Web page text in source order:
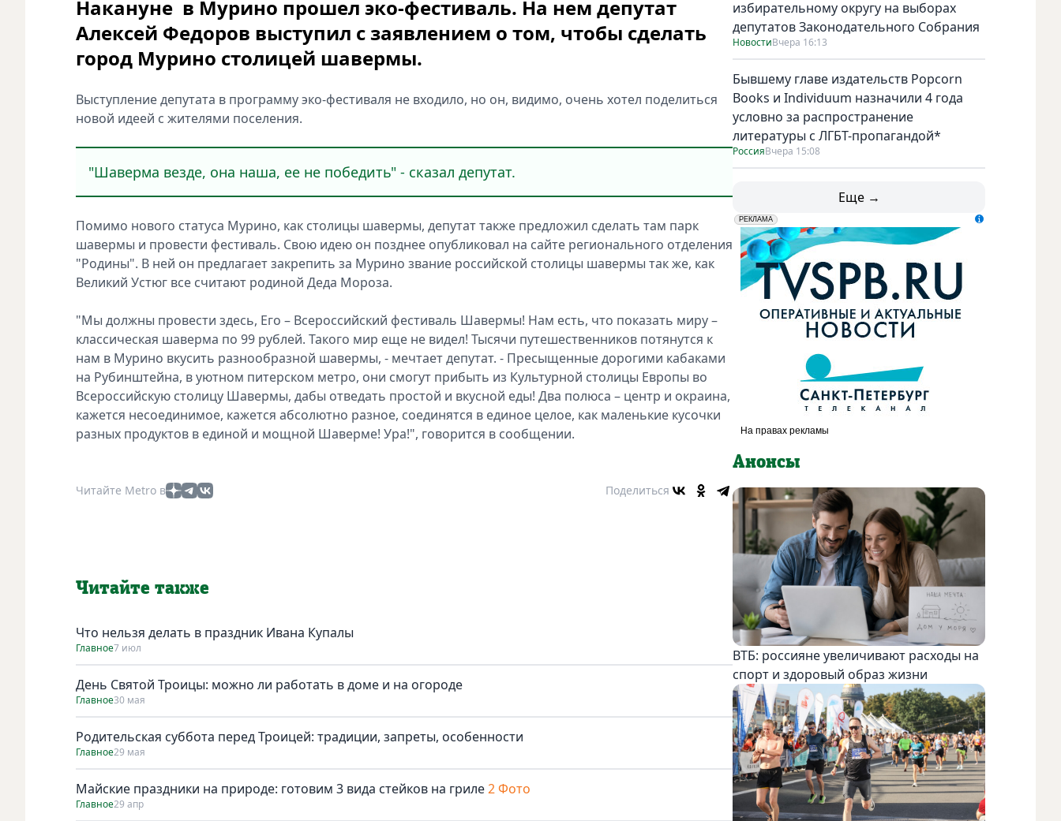
Накануне в Мурино прошел эко-фестиваль. На нем депутат
Алексей Федоров выступил с заявлением о том, чтобы сделать
город Мурино столицей шавермы.
Выступление депутата в программу эко-фестиваля не входило, но он, видимо, очень хотел поделиться
новой идеей с жителями поселения.
"Шаверма везде, она наша, ее не победить" - сказал депутат.
Помимо нового статуса Мурино, как столицы шавермы, депутат также предложил сделать там парк
шавермы и провести фестиваль. Свою идею он позднее опубликовал на сайте регионального отделения
"Родины". В ней он предлагает закрепить за Мурино звание российской столицы шавермы так же, как
Великий Устюг все считают родиной Деда Мороза.
"Мы должны провести здесь, Его – Всероссийский фестиваль Шавермы! Нам есть, что показать миру –
классическая шаверма по 99 рублей. Такого мир еще не видел! Тысячи путешественников потянутся к
нам в Мурино вкусить разнообразной шавермы, - мечтает депутат. - Пресыщенные дорогими кабаками
на Рубинштейна, в уютном питерском метро, они смогут прибыть из Культурной столицы Европы во
Всероссийскую столицу Шавермы, дабы отведать простой и вкусной еды! Два полюса – центр и окраина,
кажется несоединимое, кажется абсолютно разное, соединятся в единое целое, как маленькие кусочки
разных продуктов в единой и мощной Шаверме! Ура!", говорится в сообщении.
Читайте Metro в Поделиться
Читайте также
Что нельзя делать в праздник Ивана Купалы
Главное7 июл
День Святой Троицы: можно ли работать в доме и на огороде
Главное30 мая
Родительская суббота перед Троицей: традиции, запреты, особенности
Главное29 мая
Майские праздники на природе: готовим 3 вида стейков на гриле2 Фото
Главное29 апр
избирательному округу на выборах
депутатов Законодательного Собрания
НовостиВчера 16:13
Бывшему главе издательств Popcorn
Books и Individuum назначили 4 года
условно за распространение
литературы с ЛГБТ-пропагандой*
РоссияВчера 15:08
Еще →
erid: LdtCK5udn
РЕКЛАМА
АО "ГАТР", ИНН: 7841320717
Анонсы
ВТБ: россияне увеличивают расходы на
спорт и здоровый образ жизни